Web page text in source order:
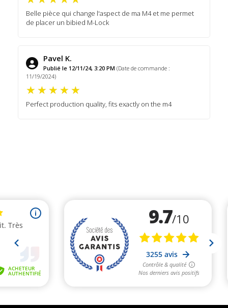
Belle pièce qui change l'aspect de ma M4 et me permet
de placer un bibied M-Lock
Pavel K.
Publié le 12/11/24, 3:20 PM (Date de commande :
11/19/2024)
Perfect production quality, fits exactly on the m4